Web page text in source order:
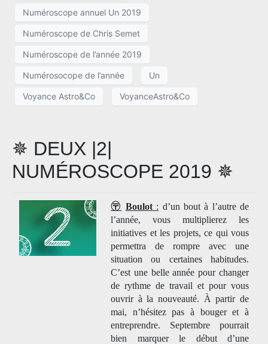
Numéroscope annuel Un 2019
Numéroscope de Chris Semet
Numéroscope de l’année 2019
Numérosocope de l’année Un
Voyance Astro&Co VoyanceAstro&Co
✵ DEUX |2|
NUMÉROSCOPE 2019 ✵
〶 Boulot: d’un bout à l’autre de
l’année, vous multiplierez les
initiatives et les projets, ce qui vous
permettra de rompre avec une
situation ou certaines habitudes.
C’est une belle année pour changer
de rythme de travail et pour vous
ouvrir à la nouveauté. À partir de
mai, n’hésitez pas à bouger et à
entreprendre. Septembre pourrait
bien marquer le début d’une